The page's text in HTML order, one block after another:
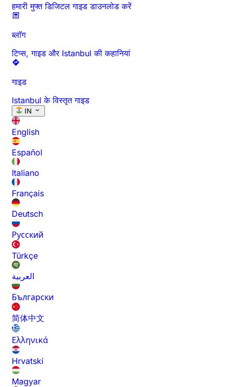
हमारी मुफ्त डिजिटल गाइड डाउनलोड करें
ब्लॉग
टिप्स, गाइड और Istanbul की कहानियां
गाइड
Istanbul के विस्तृत गाइड
IN
English
Español
Italiano
Français
Deutsch
Русский
Türkçe
العربية
Български
简体中文
Ελληνικά
Hrvatski
Magyar